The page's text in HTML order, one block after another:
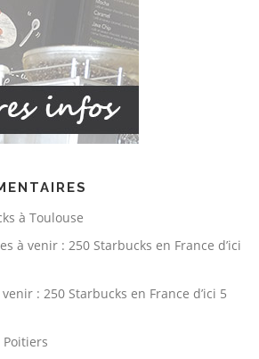
à Toulouse
à venir : 250 Starbucks en France d’ici
: 250 Starbucks en France d’ici 5
Poitiers